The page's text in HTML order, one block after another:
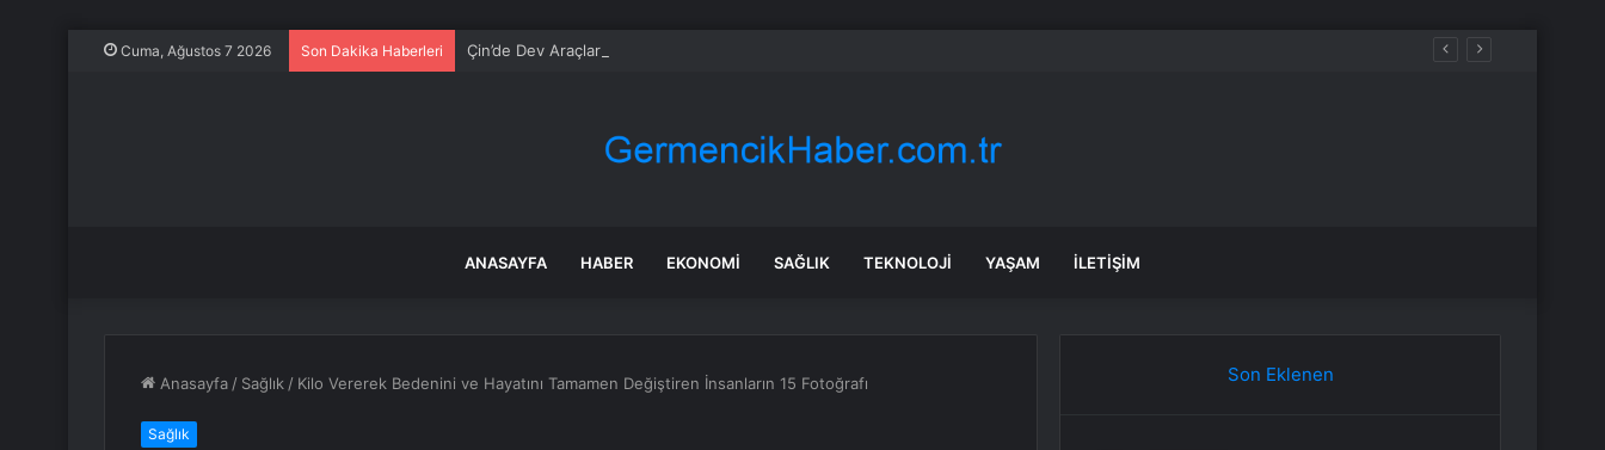
Cuma, Ağustos 7 2026 Son Dakika Haberleri Çin’de Dev Araçlar Yolları Ezdi, Elektrikli Araç Vergi Gelirini Kuruttu
ANASAYFA HABER EKONOMI SAĞLIK TEKNOLOJI YAŞAM İLETIŞIM
Anasayfa / Sağlık / Kilo Vererek Bedenini ve Hayatını Tamamen Değiştiren İnsanların 15 Fotoğrafı
Sağlık
Son Eklenen